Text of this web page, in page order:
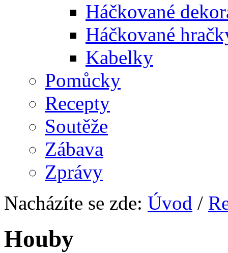
Háčkované
Háčkované
Kabelky
Pomůcky
Recepty
Soutěže
Zábava
Zprávy
Nacházíte se zde: Úvod /
Houby